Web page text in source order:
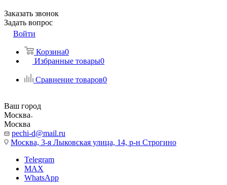
Заказать звонок
Задать вопрос
Войти
Корзина0
Избранные товары0
Сравнение товаров0
Ваш город
Москва
Москва
pechi-d@mail.ru
Москва, 3-я Лыковская улица, 14, р-н Строгино
Telegram
MAX
WhatsApp